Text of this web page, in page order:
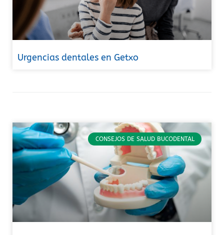
Urgencias dentales en Getxo
CONSEJOS DE SALUD BUCODENTAL